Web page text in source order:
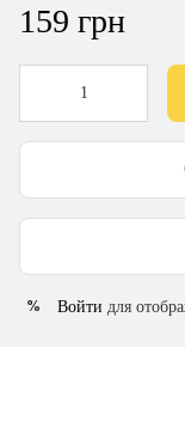
159 грн
% Войти для